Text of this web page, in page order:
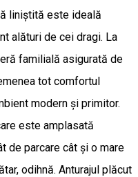
liniștită este ideală
alături de cei dragi. La
familială asigurată de
tot comfortul
modern și primitor.
este amplasată
de parcare cât și o mare
odihnă. Anturajul plăcut